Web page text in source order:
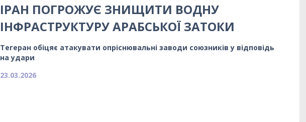
ІРАН ПОГРОЖУЄ ЗНИЩИТИ ВОДНУ
ІНФРАСТРУКТУРУ АРАБСЬКОЇ ЗАТОКИ
Тегеран обіцяє атакувати опріснювальні заводи союзників у відповідь
на удари
23.03.2026